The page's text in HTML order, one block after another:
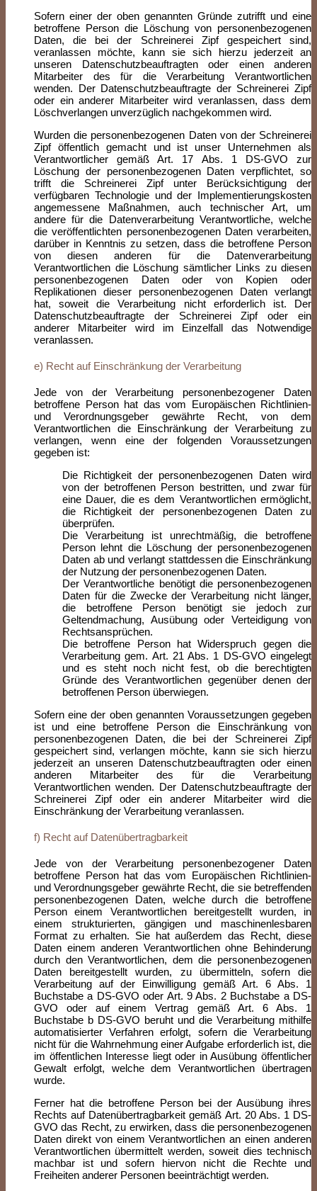
Sofern einer der oben genannten Gründe zutrifft und eine
betroffene Person die Löschung von personenbezogenen
Daten, die bei der Schreinerei Zipf gespeichert sind,
veranlassen möchte, kann sie sich hierzu jederzeit an
unseren Datenschutzbeauftragten oder einen anderen
Mitarbeiter des für die Verarbeitung Verantwortlichen
wenden. Der Datenschutzbeauftragte der Schreinerei Zipf
oder ein anderer Mitarbeiter wird veranlassen, dass dem
Löschverlangen unverzüglich nachgekommen wird.
Wurden die personenbezogenen Daten von der Schreinerei
Zipf öffentlich gemacht und ist unser Unternehmen als
Verantwortlicher gemäß Art. 17 Abs. 1 DS-GVO zur
Löschung der personenbezogenen Daten verpflichtet, so
trifft die Schreinerei Zipf unter Berücksichtigung der
verfügbaren Technologie und der Implementierungskosten
angemessene Maßnahmen, auch technischer Art, um
andere für die Datenverarbeitung Verantwortliche, welche
die veröffentlichten personenbezogenen Daten verarbeiten,
darüber in Kenntnis zu setzen, dass die betroffene Person
von diesen anderen für die Datenverarbeitung
Verantwortlichen die Löschung sämtlicher Links zu diesen
personenbezogenen Daten oder von Kopien oder
Replikationen dieser personenbezogenen Daten verlangt
hat, soweit die Verarbeitung nicht erforderlich ist. Der
Datenschutzbeauftragte der Schreinerei Zipf oder ein
anderer Mitarbeiter wird im Einzelfall das Notwendige
veranlassen.
e) Recht auf Einschränkung der Verarbeitung
Jede von der Verarbeitung personenbezogener Daten
betroffene Person hat das vom Europäischen Richtlinien-
und Verordnungsgeber gewährte Recht, von dem
Verantwortlichen die Einschränkung der Verarbeitung zu
verlangen, wenn eine der folgenden Voraussetzungen
gegeben ist:
Die Richtigkeit der personenbezogenen Daten wird
von der betroffenen Person bestritten, und zwar für
eine Dauer, die es dem Verantwortlichen ermöglicht,
die Richtigkeit der personenbezogenen Daten zu
überprüfen.
Die Verarbeitung ist unrechtmäßig, die betroffene
Person lehnt die Löschung der personenbezogenen
Daten ab und verlangt stattdessen die Einschränkung
der Nutzung der personenbezogenen Daten.
Der Verantwortliche benötigt die personenbezogenen
Daten für die Zwecke der Verarbeitung nicht länger,
die betroffene Person benötigt sie jedoch zur
Geltendmachung, Ausübung oder Verteidigung von
Rechtsansprüchen.
Die betroffene Person hat Widerspruch gegen die
Verarbeitung gem. Art. 21 Abs. 1 DS-GVO eingelegt
und es steht noch nicht fest, ob die berechtigten
Gründe des Verantwortlichen gegenüber denen der
betroffenen Person überwiegen.
Sofern eine der oben genannten Voraussetzungen gegeben
ist und eine betroffene Person die Einschränkung von
personenbezogenen Daten, die bei der Schreinerei Zipf
gespeichert sind, verlangen möchte, kann sie sich hierzu
jederzeit an unseren Datenschutzbeauftragten oder einen
anderen Mitarbeiter des für die Verarbeitung
Verantwortlichen wenden. Der Datenschutzbeauftragte der
Schreinerei Zipf oder ein anderer Mitarbeiter wird die
Einschränkung der Verarbeitung veranlassen.
f) Recht auf Datenübertragbarkeit
Jede von der Verarbeitung personenbezogener Daten
betroffene Person hat das vom Europäischen Richtlinien-
und Verordnungsgeber gewährte Recht, die sie betreffenden
personenbezogenen Daten, welche durch die betroffene
Person einem Verantwortlichen bereitgestellt wurden, in
einem strukturierten, gängigen und maschinenlesbaren
Format zu erhalten. Sie hat außerdem das Recht, diese
Daten einem anderen Verantwortlichen ohne Behinderung
durch den Verantwortlichen, dem die personenbezogenen
Daten bereitgestellt wurden, zu übermitteln, sofern die
Verarbeitung auf der Einwilligung gemäß Art. 6 Abs. 1
Buchstabe a DS-GVO oder Art. 9 Abs. 2 Buchstabe a DS-
GVO oder auf einem Vertrag gemäß Art. 6 Abs. 1
Buchstabe b DS-GVO beruht und die Verarbeitung mithilfe
automatisierter Verfahren erfolgt, sofern die Verarbeitung
nicht für die Wahrnehmung einer Aufgabe erforderlich ist, die
im öffentlichen Interesse liegt oder in Ausübung öffentlicher
Gewalt erfolgt, welche dem Verantwortlichen übertragen
wurde.
Ferner hat die betroffene Person bei der Ausübung ihres
Rechts auf Datenübertragbarkeit gemäß Art. 20 Abs. 1 DS-
GVO das Recht, zu erwirken, dass die personenbezogenen
Daten direkt von einem Verantwortlichen an einen anderen
Verantwortlichen übermittelt werden, soweit dies technisch
machbar ist und sofern hiervon nicht die Rechte und
Freiheiten anderer Personen beeinträchtigt werden.